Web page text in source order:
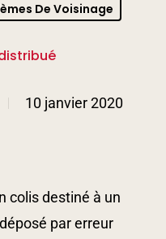
De Voisinage
10 janvier 2020
colis destiné à un
par erreur